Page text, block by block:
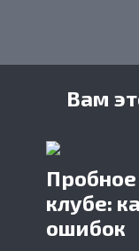
Вам
клубе:
ошибок